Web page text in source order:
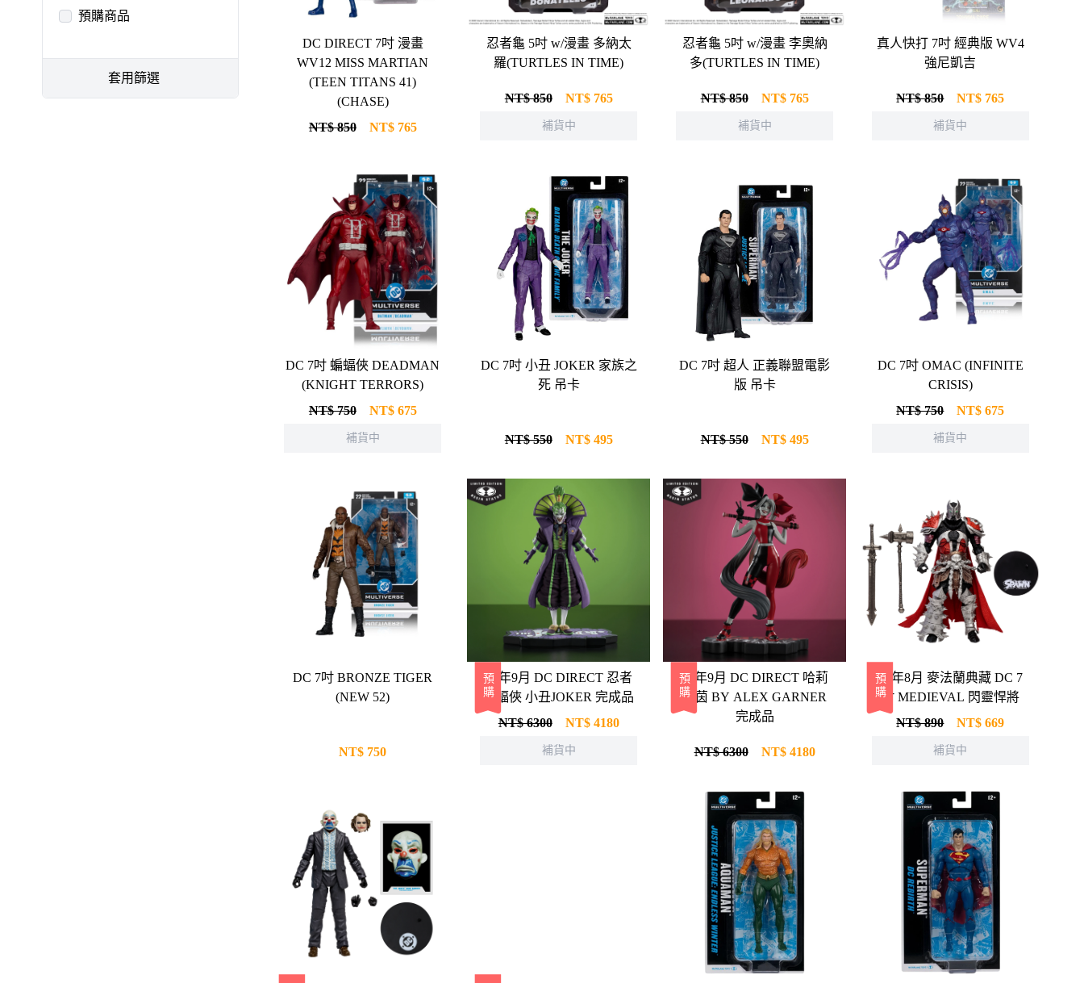
BLUE LOCK 藍色監獄
進擊的巨人
預購商品
套用篩選
DC DIRECT 7吋 漫畫
WV12 MISS MARTIAN
(TEEN TITANS 41)
(CHASE)
NT$ 850
NT$765
忍者龜 5吋 w/漫畫 多納太
羅(TURTLES IN TIME)
NT$ 850 NT$765
補貨中
忍者龜 5吋 w/漫畫 李奧納
多(TURTLES IN TIME)
NT$ 850 NT$765
補貨中
真人快打 7吋 經典版 WV4
強尼凱吉
NT$ 850 NT$ 765
補貨中
DC 7吋 蝙蝠俠 DEADMAN
(KNIGHT TERRORS)
NT$ 750
NT$675
補貨中
DC 7吋 小丑 JOKER 家族之
死 吊卡
NT$ 550 NT$495
DC 7吋 超人 正義聯盟電影
版 吊卡
NT$ 550 NT$495
DC 7吋 OMAC (INFINITE
CRISIS)
NT$ 750
NT$ 675
補貨中
DC 7吋 BRONZE TIGER
(NEW 52)
NT$ 750
預購
26年9月 DC DIRECT 忍者
蝙蝠俠 小丑JOKER 完成品
NT$ 6300
NT$4180
補貨中
預購
26年9月 DC DIRECT 哈莉
奎茵 BY ALEX GARNER
完成品
NT$ 6300 NT$4180
預購
26年8月 麥法蘭典藏 DC 7
吋 MEDIEVAL 閃靈悍將
NT$ 890
NT$ 669
補貨中